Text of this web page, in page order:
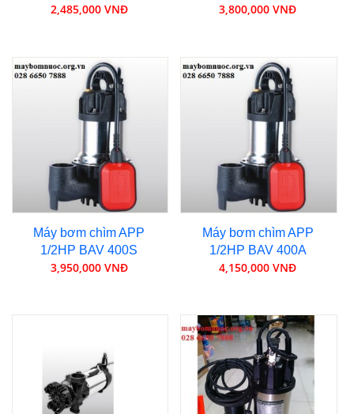
2,485,000 VNĐ 3,800,000 VNĐ
Máy bơm chìm APP
1/2HP BAV 400S
3,950,000 VNĐ
Máy bơm chìm APP
1/2HP BAV 400A
4,150,000 VNĐ